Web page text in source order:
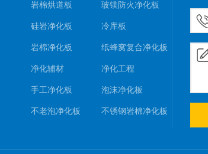
岩棉烘道板 玻镁防火净化板
硅岩净化板 冷库板
岩棉净化板 纸蜂窝复合净化板
净化辅材 净化工程
手工净化板 泡沫净化板
不老泡净化板 不锈钢岩棉净化板